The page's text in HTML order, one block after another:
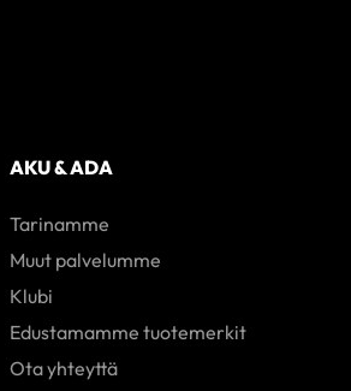
AKU & ADA
Tarinamme
Muut palvelumme
Klubi
Edustamamme tuotemerkit
Ota yhteyttä